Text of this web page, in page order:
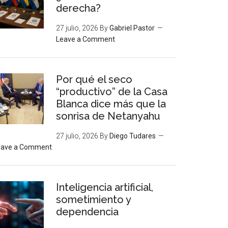
derecha?
27 julio, 2026 ByGabriel Pastor
Leave a Comment
Por qué el seco
“productivo” de la Casa
Blanca dice más que la
sonrisa de Netanyahu
27 julio, 2026 By Diego Tudares
a Comment
Inteligencia artificial,
sometimiento y
dependencia